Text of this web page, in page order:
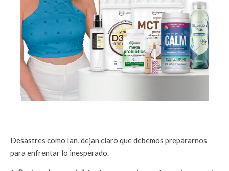
Desastres como Ian, dejan claro que debemos prepararnos
para enfrentar lo inesperado.